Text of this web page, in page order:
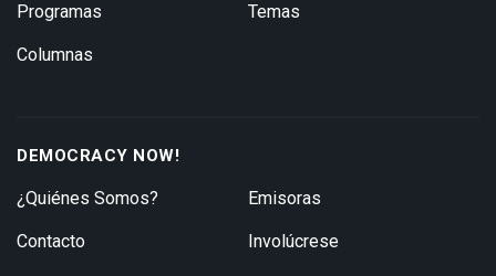
Programas
Columnas
Temas
DEMOCRACY NOW!
¿Quiénes Somos?
Contacto
Emisoras
Involúcrese